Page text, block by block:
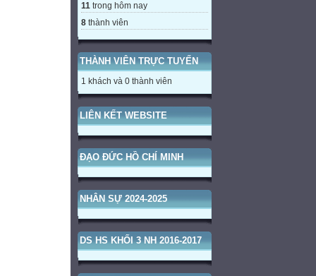
11 trong hôm nay
8 thành viên
THÀNH VIÊN TRỰC TUYẾN
1 khách và 0 thành viên
LIÊN KẾT WEBSITE
ĐẠO ĐỨC HỒ CHÍ MINH
NHÂN SỰ 2024-2025
DS HS KHỐI 3 NH 2016-2017